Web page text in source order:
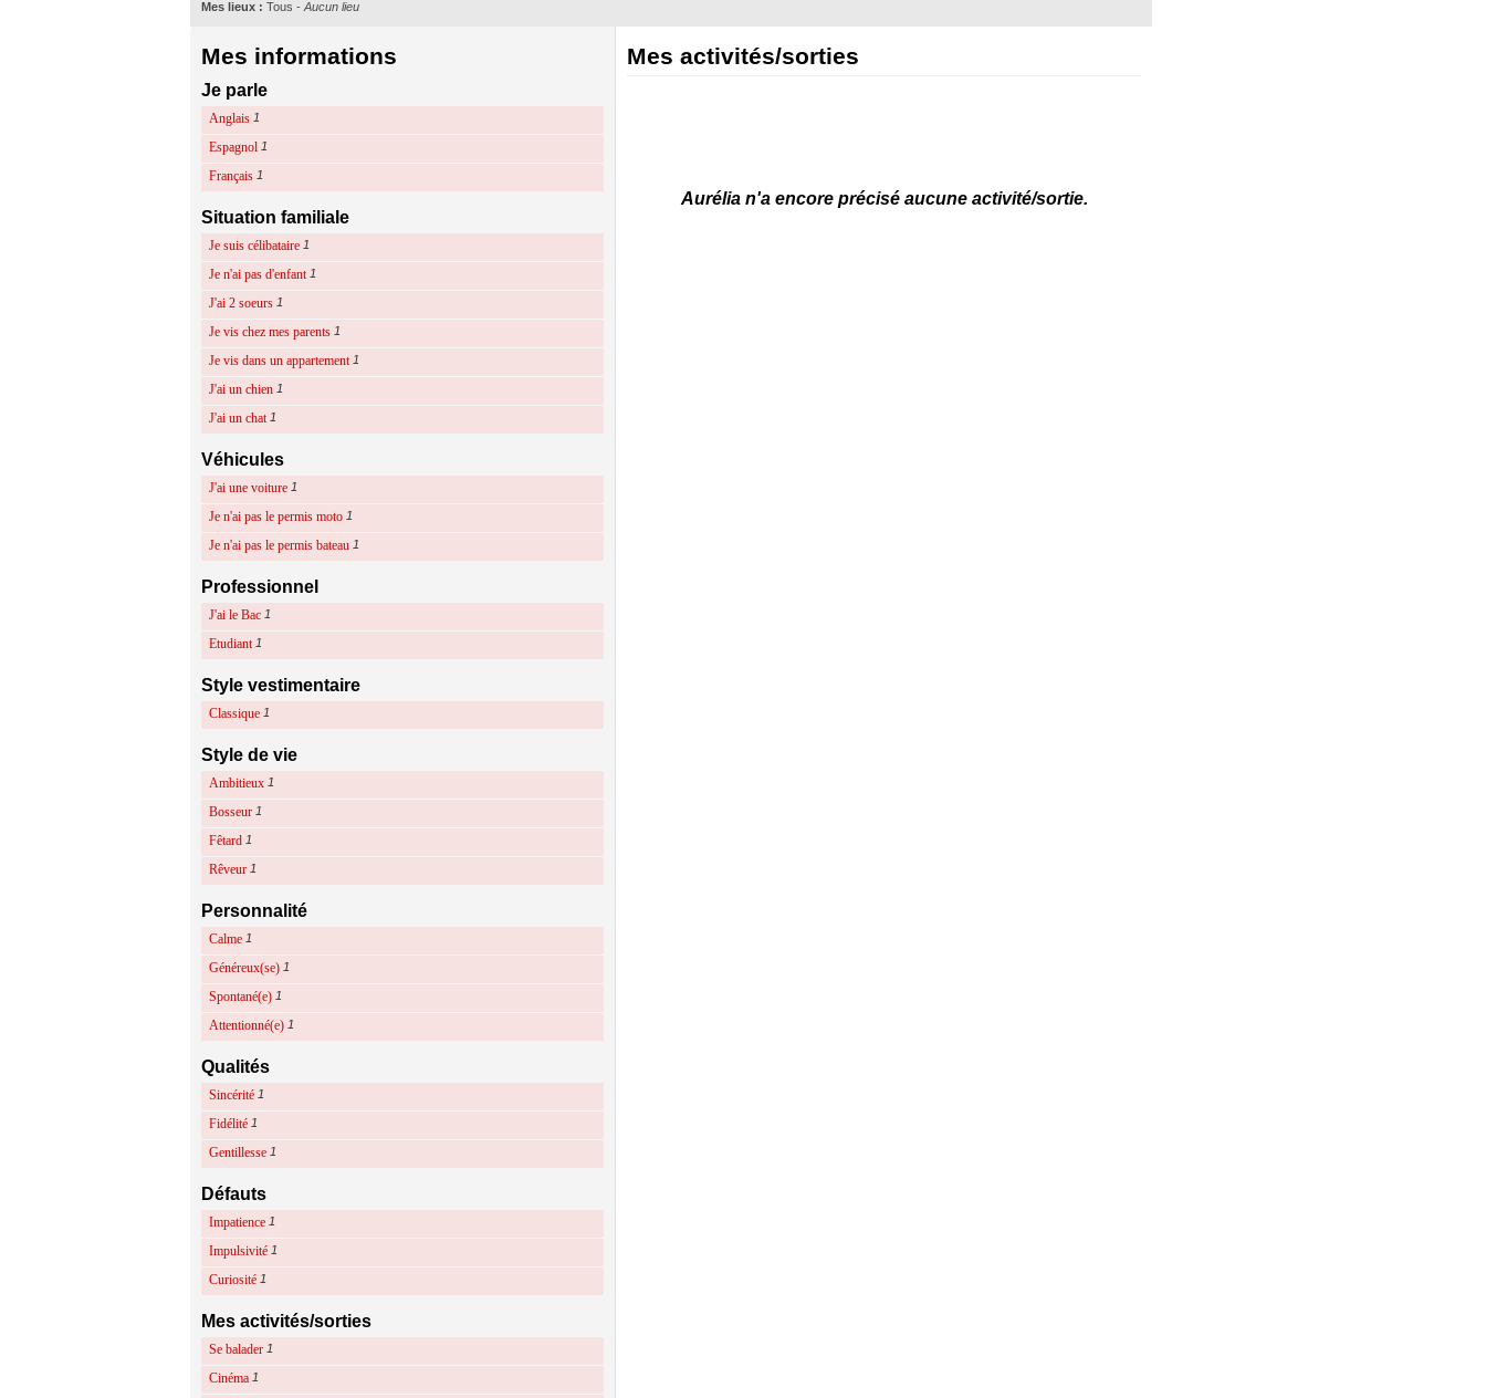
Mes lieux : Tous - Aucun lieu
Mes informations
Je parle
Anglais 1
Espagnol 1
Français 1
Situation familiale
Je suis célibataire 1
Je n'ai pas d'enfant 1
J'ai 2 soeurs 1
Je vis chez mes parents 1
Je vis dans un appartement 1
J'ai un chien 1
J'ai un chat 1
Véhicules
J'ai une voiture 1
Je n'ai pas le permis moto 1
Je n'ai pas le permis bateau 1
Professionnel
J'ai le Bac 1
Etudiant 1
Style vestimentaire
Classique 1
Style de vie
Ambitieux 1
Bosseur 1
Fêtard 1
Rêveur 1
Personnalité
Calme 1
Généreux(se) 1
Spontané(e) 1
Attentionné(e) 1
Qualités
Sincérité 1
Fidélité 1
Gentillesse 1
Défauts
Impatience 1
Impulsivité 1
Curiosité 1
Mes activités/sorties
Se balader 1
Cinéma 1
Mes activités/sorties
Aurélia n'a encore précisé aucune activité/sortie.